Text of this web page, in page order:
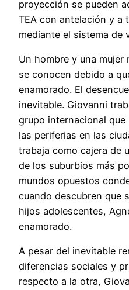
proyección se pueden
TEA con antelación y a
mediante el sistema de
Un hombre y una
se conocen debido a
enamorado. El
inevitable. Giovanni
grupo internacional
las periferias en las
trabaja como cajera de
de los suburbios más
mundos opuestos
cuando descubren que
hijos adolescentes,
enamorado.
A pesar del inevitable
diferencias sociales y
respecto a la otra,